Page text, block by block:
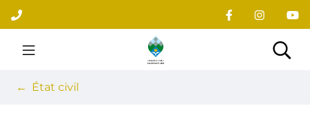
Aller
au
contenu
Site officiel du village
État civil